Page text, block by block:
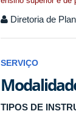
Diretoria de
SERVIÇO
TIPOS DE